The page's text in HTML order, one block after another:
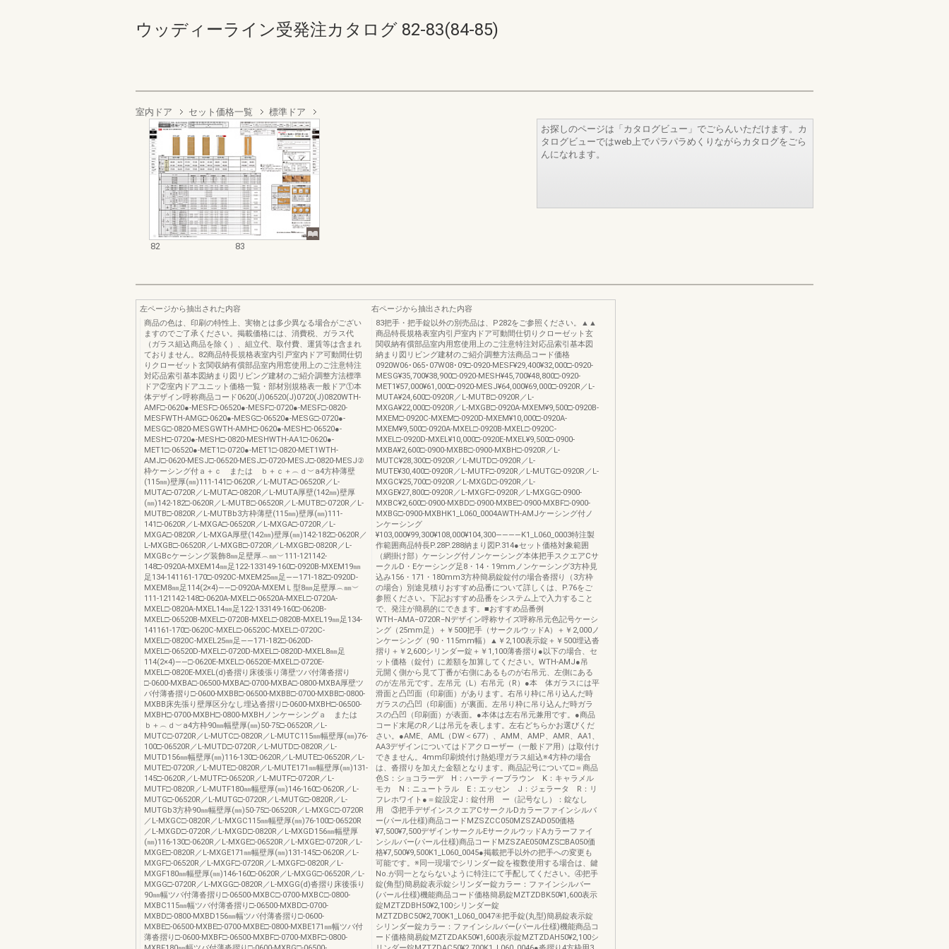
ウッディーライン受発注カタログ 82-83(84-85)
室内ドア セット価格一覧 標準ドア
82 83
お探しのページは「カタログビュー」でごらんいただけます。カ
タログビューではweb上でパラパラめくりながらカタログをごら
んになれます。
左ページから抽出された内容
商品の色は、印刷の特性上、実物とは多少異なる場合がござい
ますのでご了承ください。掲載価格には、消費税、ガラス代
（ガラス組込商品を除く）、組立代、取付費、運賃等は含まれ
ておりません。82商品特長規格表室内引戸室内ドア可動間仕切
りクローゼット玄関収納有償部品室内用窓使用上のご注意特注
対応品索引基本図納まり図リビング建材のご紹介調整方法標準
ドア②室内ドアユニット価格一覧・部材別規格表一般ドア①本
体デザイン呼称商品コード0620(J)06520(J)0720(J)0820WTH-
AMF□-0620●-MESF□-06520●-MESF□-0720●-MESF□-0820-
MESFWTH-AMG□-0620●-MESG□-06520●-MESG□-0720●-
MESG□-0820-MESGWTH-AMH□-0620●-MESH□-06520●-
MESH□-0720●-MESH□-0820-MESHWTH-AA1□-0620●-
MET1□-06520●-MET1□-0720●-MET1□-0820-MET1WTH-
AMJ□-0620-MESJ□-06520-MESJ□-0720-MESJ□-0820-MESJ②
枠ケーシング付ａ＋ｃ または ｂ＋ｃ＋︵ｄ︶a4方枠薄壁
(115㎜)壁厚(㎜)111-141□-0620R／L-MUTA□-06520R／L-
MUTA□-0720R／L-MUTA□-0820R／L-MUTA厚壁(142㎜)壁厚
(㎜)142-182□-0620R／L-MUTB□-06520R／L-MUTB□-0720R／L-
MUTB□-0820R／L-MUTBb3方枠薄壁(115㎜)壁厚(㎜)111-
141□-0620R／L-MXGA□-06520R／L-MXGA□-0720R／L-
MXGA□-0820R／L-MXGA厚壁(142㎜)壁厚(㎜)142-182□-0620R／
L-MXGB□-06520R／L-MXGB□-0720R／L-MXGB□-0820R／L-
MXGBcケーシング装飾8㎜足壁厚︵㎜︶111-121142-
148□-0920A-MXEM14㎜足122-133149-160□-0920B-MXEM19㎜
足134-141161-170□-0920C-MXEM25㎜足――171-182□-0920D-
MXEM8㎜足114(2×4)――□-0920A-MXEMＬ型8㎜足壁厚︵㎜︶
111-121142-148□-0620A-MXEL□-06520A-MXEL□-0720A-
MXEL□-0820A-MXEL14㎜足122-133149-160□-0620B-
MXEL□-06520B-MXEL□-0720B-MXEL□-0820B-MXEL19㎜足134-
141161-170□-0620C-MXEL□-06520C-MXEL□-0720C-
MXEL□-0820C-MXEL25㎜足――171-182□-0620D-
MXEL□-06520D-MXEL□-0720D-MXEL□-0820D-MXEL8㎜足
114(2×4)――□-0620E-MXEL□-06520E-MXEL□-0720E-
MXEL□-0820E-MXEL(d)沓摺り床後張り薄壁ツバ付薄沓摺り
□-0600-MXBA□-06500-MXBA□-0700-MXBA□-0800-MXBA厚壁ツ
バ付薄沓摺り□-0600-MXBB□-06500-MXBB□-0700-MXBB□-0800-
MXBB床先張り壁厚区分なし埋込沓摺り□-0600-MXBH□-06500-
MXBH□-0700-MXBH□-0800-MXBHノンケーシングａ または
ｂ＋︵ｄ︶a4方枠90㎜幅壁厚(㎜)50-75□-06520R／L-
MUTC□-0720R／L-MUTC□-0820R／L-MUTC115㎜幅壁厚(㎜)76-
100□-06520R／L-MUTD□-0720R／L-MUTD□-0820R／L-
MUTD156㎜幅壁厚(㎜)116-130□-0620R／L-MUTE□-06520R／L-
MUTE□-0720R／L-MUTE□-0820R／L-MUTE171㎜幅壁厚(㎜)131-
145□-0620R／L-MUTF□-06520R／L-MUTF□-0720R／L-
MUTF□-0820R／L-MUTF180㎜幅壁厚(㎜)146-160□-0620R／L-
MUTG□-06520R／L-MUTG□-0720R／L-MUTG□-0820R／L-
MUTGb3方枠90㎜幅壁厚(㎜)50-75□-06520R／L-MXGC□-0720R
／L-MXGC□-0820R／L-MXGC115㎜幅壁厚(㎜)76-100□-06520R
／L-MXGD□-0720R／L-MXGD□-0820R／L-MXGD156㎜幅壁厚
(㎜)116-130□-0620R／L-MXGE□-06520R／L-MXGE□-0720R／L-
MXGE□-0820R／L-MXGE171㎜幅壁厚(㎜)131-145□-0620R／L-
MXGF□-06520R／L-MXGF□-0720R／L-MXGF□-0820R／L-
MXGF180㎜幅壁厚(㎜)146-160□-0620R／L-MXGG□-06520R／L-
MXGG□-0720R／L-MXGG□-0820R／L-MXGG(d)沓摺り床後張り
90㎜幅ツバ付薄沓摺り□-06500-MXBC□-0700-MXBC□-0800-
MXBC115㎜幅ツバ付薄沓摺り□-06500-MXBD□-0700-
MXBD□-0800-MXBD156㎜幅ツバ付薄沓摺り□-0600-
MXBE□-06500-MXBE□-0700-MXBE□-0800-MXBE171㎜幅ツバ付
薄沓摺り□-0600-MXBF□-06500-MXBF□-0700-MXBF□-0800-
右ページから抽出された内容
83把手・把手錠以外の別売品は、P282をご参照ください。▲▲
商品特長規格表室内引戸室内ドア可動間仕切りクローゼット玄
関収納有償部品室内用窓使用上のご注意特注対応品索引基本図
納まり図リビング建材のご紹介調整方法商品コード価格
0920W06･065･07W08･09□-0920-MESF¥29,400¥32,000□-0920-
MESG¥35,700¥38,900□-0920-MESH¥45,700¥48,800□-0920-
MET1¥57,000¥61,000□-0920-MESJ¥64,000¥69,000□-0920R／L-
MUTA¥24,600□-0920R／L-MUTB□-0920R／L-
MXGA¥22,000□-0920R／L-MXGB□-0920A-MXEM¥9,500□-0920B-
MXEM□-0920C-MXEM□-0920D-MXEM¥10,000□-0920A-
MXEM¥9,500□-0920A-MXEL□-0920B-MXEL□-0920C-
MXEL□-0920D-MXEL¥10,000□-0920E-MXEL¥9,500□-0900-
MXBA¥2,600□-0900-MXBB□-0900-MXBH□-0920R／L-
MUTC¥28,300□-0920R／L-MUTD□-0920R／L-
MUTE¥30,400□-0920R／L-MUTF□-0920R／L-MUTG□-0920R／L-
MXGC¥25,700□-0920R／L-MXGD□-0920R／L-
MXGE¥27,800□-0920R／L-MXGF□-0920R／L-MXGG□-0900-
MXBC¥2,600□-0900-MXBD□-0900-MXBE□-0900-MXBF□-0900-
MXBG□-0900-MXBHK1_L060_0004AWTH-AMJケーシング付ノ
ンケーシング
¥103,000¥99,300¥108,000¥104,300――――K1_L060_0003特注製
作範囲商品特長P.28P.288納まり図P.314●セット価格対象範囲
（網掛け部）ケーシング付ノンケーシング本体把手スクエアCサ
ークルD・Eケーシング足8・14・19mmノンケーシング3方枠見
込み156・171・180mm3方枠簡易錠錠付の場合沓摺り（3方枠
の場合）別途見積りおすすめ品番について詳しくは、P.76をご
参照ください。下記おすすめ品番をシステム上で入力すること
で、発注が簡易的にできます。■おすすめ品番例
WTH−AMA−0720R−Nデザイン呼称サイズ呼称吊元色記号ケーシ
ング（25mm足）＋￥500把手（サークルウッドA）＋￥2,000ノ
ンケーシング（90・115mm幅）▲￥2,100表示錠＋￥500埋込沓
摺り＋￥2,600シリンダー錠＋￥1,100薄沓摺り●以下の場合、セ
ット価格（錠付）に差額を加算してください。WTH-AMJ●吊
元開く側から見て丁番が右側にあるものが右吊元、左側にある
のが左吊元です。左吊元（L）右吊元（R）●本 体ガラスには平
滑面と凸凹面（印刷面）があります。右吊り枠に吊り込んだ時
ガラスの凸凹（印刷面）が裏面。左吊り枠に吊り込んだ時ガラ
スの凸凹（印刷面）が表面。●本体は左右吊元兼用です。●商品
コード末尾のR／Lは吊元を表します。左右どちらかお選びくだ
さい。●AME、AML（DW＜677）、AMM、AMP、AMR、AA1、
AA3デザインについてはドアクローザー（一般ドア用）は取付け
できません。4mm印刷焼付け熱処理ガラス組込※4方枠の場合
は、沓摺りを加えた金額となります。商品記号について□＝商品
色S：ショコラーデ H：ハーティーブラウン K：キャラメル
モカ N：ニュートラル E：エッセン J：ジェラータ R：リ
フレホワイト●＝錠設定J：錠付用 ー（記号なし）：錠なし
用 ③把手デザインスクエアCサークルDカラーファインシルバ
ー(パール仕様)商品コードMZSZCC050MZSZAD050価格
¥7,500¥7,500デザインサークルEサークルウッドAカラーファイ
ンシルバー(パール仕様)商品コードMZSZAE050MZS□BA050価
格¥7,500¥9,500K1_L060_0045●掲載把手以外の把手への変更も
可能です。※同一現場でシリンダー錠を複数使用する場合は、鍵
No.が同一とならないように特注にて手配してください。④把手
錠(角型)簡易錠表示錠シリンダー錠カラー：ファインシルバー
(パール仕様)機能商品コード価格簡易錠MZTZDBK50¥1,600表示
錠MZTZDBH50¥2,100シリンダー錠
MZTZDBC50¥2,700K1_L060_0047④把手錠(丸型)簡易錠表示錠
シリンダー錠カラー：ファインシルバー(パール仕様)機能商品コ
ード価格簡易錠MZTZDAK50¥1,600表示錠MZTZDAH50¥2,100シ